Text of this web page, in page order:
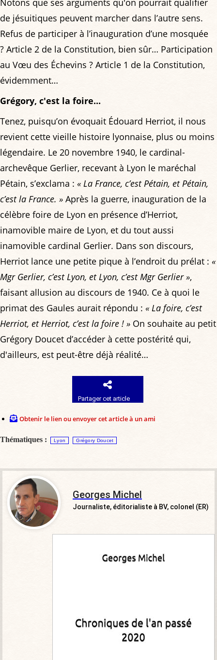
Notons que ses arguments qu'on pourrait qualifier
de jésuitiques peuvent marcher dans l’autre sens.
Refus de participer à l’inauguration d’une mosquée
? Article 2 de la Constitution, bien sûr… Participation
au Vœu des Échevins ? Article 1 de la Constitution,
évidemment…
Grégory, c'est la foire...
Tenez, puisqu’on évoquait Édouard Herriot, il nous
revient cette vieille histoire lyonnaise, plus ou moins
légendaire. Le 20 novembre 1940, le cardinal-
archevêque Gerlier, recevant à Lyon le maréchal
Pétain, s’exclama : « La France, c’est Pétain, et Pétain,
c’est la France. » Après la guerre, inauguration de la
célèbre foire de Lyon en présence d’Herriot,
inamovible maire de Lyon, et du tout aussi
inamovible cardinal Gerlier. Dans son discours,
Herriot lance une petite pique à l’endroit du prélat : «
Mgr Gerlier, c’est Lyon, et Lyon, c’est Mgr Gerlier »,
faisant allusion au discours de 1940. Ce à quoi le
primat des Gaules aurait répondu : « La foire, c’est
Herriot, et Herriot, c’est la foire ! » On souhaite au petit
Grégory Doucet d’accéder à cette postérité qui,
d'ailleurs, est peut-être déjà réalité…
Partager cet article
Obtenir le lien ou envoyer cet article à un ami
Thématiques : Lyon Grégory Doucet
Georges Michel
Journaliste, éditorialiste à BV, colonel (ER)